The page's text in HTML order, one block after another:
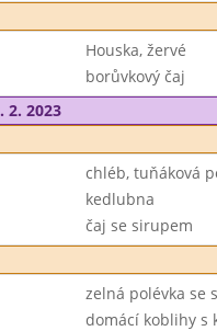
Houska, žervé
borůvkový čaj
2. 2023
chléb, tuňáková
kedlubna
čaj se sirupem
zelná polévka se
domácí koblihy s